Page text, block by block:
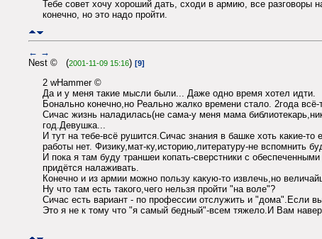
Тебе совет хочу хороший дать, сходи в армию, все разговоры
конечно, но это надо пройти.
← →
Nest © (2001-11-09 15:16) [9]
2 wHammer ©
Да и у меня такие мысли были... Даже одно время хотел идти.
Бонально конечно,но Реально жалко времени стало. 2года всё-
Сичас жизнь наладилась(не сама-у меня мама
год.Девушка...
И тут на тебе-всё рушится.Сичас знания в башке хоть какие-то
работы нет. Физику,мат-ку,историю,литературу-не вспомнить
И пока я там буду траншеи копать-сверстники с
придётся налаживать.
Конечно и из армии можно пользу какую-то извлечь,но
Ну что там есть такого,чего нельзя пройти "на воле"?
Сичас есть вариант - по профессии отслужить и "дома".Если
Это я не к тому что "я самый бедный"-всем тяжело.И Вам